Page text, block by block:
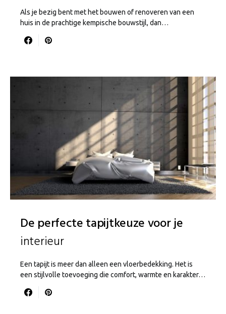
Als je bezig bent met het bouwen of renoveren van een
huis in de prachtige kempische bouwstijl, dan…
De perfecte tapijtkeuze voor je
interieur
Een tapijt is meer dan alleen een vloerbedekking. Het is
een stijlvolle toevoeging die comfort, warmte en karakter…